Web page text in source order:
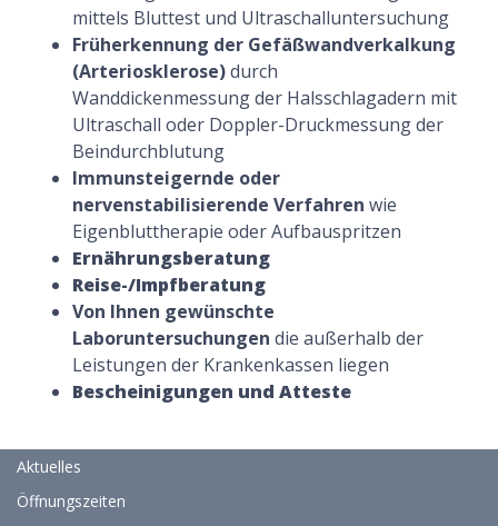
mittels Bluttest und Ultraschalluntersuchung
Früherkennung der Gefäßwandverkalkung
(Arteriosklerose)durch
Wanddickenmessung der Halsschlagadern mit
Ultraschall oder Doppler-Druckmessung der
Beindurchblutung
Immunsteigernde oder
nervenstabilisierende Verfahren wie
Eigenbluttherapie oder Aufbauspritzen
Ernährungsberatung
Reise-/Impfberatung
Von Ihnen gewünschte
Laboruntersuchungen die außerhalb der
Leistungen der Krankenkassen liegen
Bescheinigungen und Atteste
Aktuelles
Öffnungszeiten